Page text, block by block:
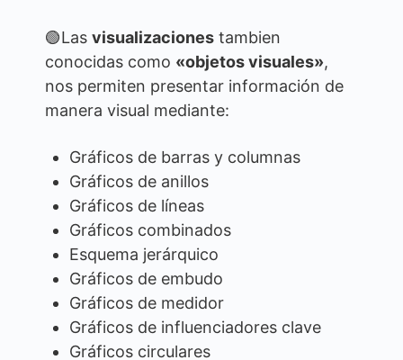
🟢Las visualizaciones tambien
conocidas como «objetos visuales»,
nos permiten presentar información de
manera visual mediante:
Gráficos de barras y columnas
Gráficos de anillos
Gráficos de líneas
Gráficos combinados
Esquema jerárquico
Gráficos de embudo
Gráficos de medidor
Gráficos de influenciadores clave
Gráficos circulares